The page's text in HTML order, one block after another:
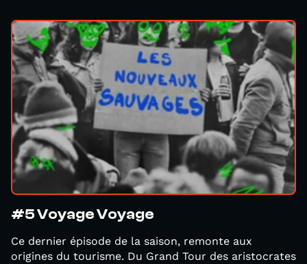
#5 Voyage Voyage
Ce dernier épisode de la saison, remonte aux
origines du tourisme. Du Grand Tour des aristocrates